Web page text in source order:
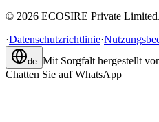
© 2026 ECOSIRE Private
·Datenschutzrichtlinie·
de Mit Sorgfalt hergestellt
Chatten Sie auf WhatsApp